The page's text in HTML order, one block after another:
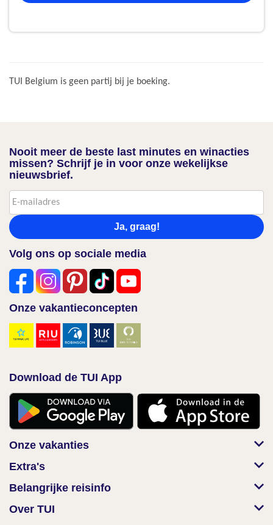
TUI Belgium is geen partij bij je boeking.
Nooit meer de beste last minutes en winacties
missen? Schrijf je in voor onze wekelijkse
nieuwsbrief.
Ja, graag!
Volg ons op sociale media
Onze vakantieconcepten
Download de TUI App
Onze vakanties
Extra's
Belangrijke reisinfo
Over TUI